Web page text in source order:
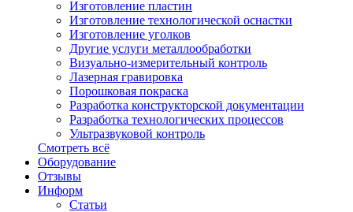
Изготовление пластин
Изготовление технологической оснастки
Изготовление уголков
Другие услуги металлообработки
Визуально-измерительный контроль
Лазерная гравировка
Порошковая покраска
Разработка конструкторской документации
Разработка технологических процессов
Ультразвуковой контроль
Смотреть всё
Оборудование
Отзывы
Информ
Статьи